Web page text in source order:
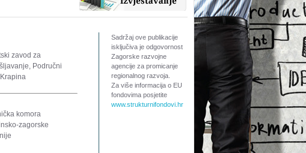
zavod za
Područni
komora
zagorske
Sadržaj ove publikacije
isključiva je odgovornost
Zagorske razvojne
agencije za promicanje
regionalnog razvoja.
Za više informacija o EU
fondovima posjetite
www.strukturnifondovi.hr